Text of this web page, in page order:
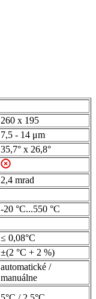
260 x 195
7,5 - 14 μm
35,7° x 26,8°
2,4 mrad
-20 °C...550 °C
≤ 0,08°C
±(2 °C + 2 %)
automatické /
manuálne